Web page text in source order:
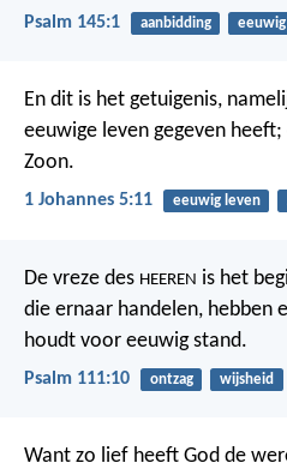
Psalm 145:1 aanbidding
En dit is het getuigenis,
eeuwige leven gegeven
Zoon.
1 Johannes 5:11 eeuwig leven
De vreze des HEEREN is het
die ernaar handelen, hebben
houdt voor eeuwig stand.
Psalm 111:10 ontzag wijsheid
Want zo lief heeft God de